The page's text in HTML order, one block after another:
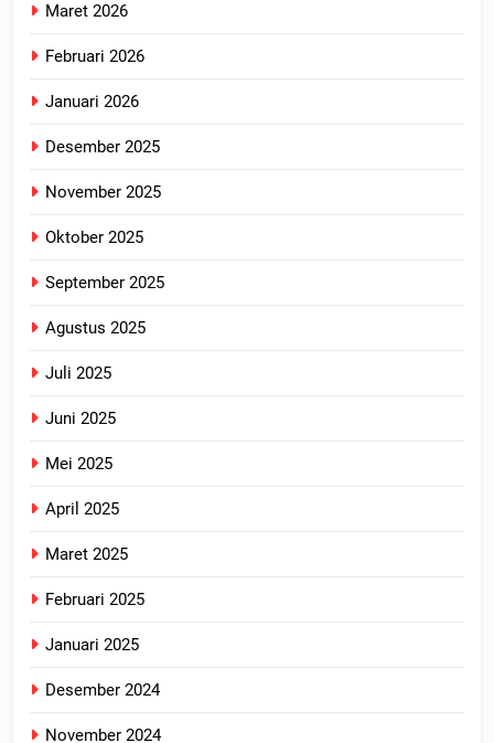
Maret 2026
Februari 2026
Januari 2026
Desember 2025
November 2025
Oktober 2025
September 2025
Agustus 2025
Juli 2025
Juni 2025
Mei 2025
April 2025
Maret 2025
Februari 2025
Januari 2025
Desember 2024
November 2024